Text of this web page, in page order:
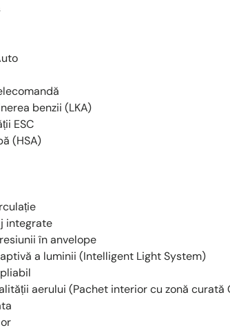
benzii (LKA)
ESC
(HSA)
integrate
în anvelope
a luminii (Intelligent Light System)
aerului (Pachet interior cu zonă curată